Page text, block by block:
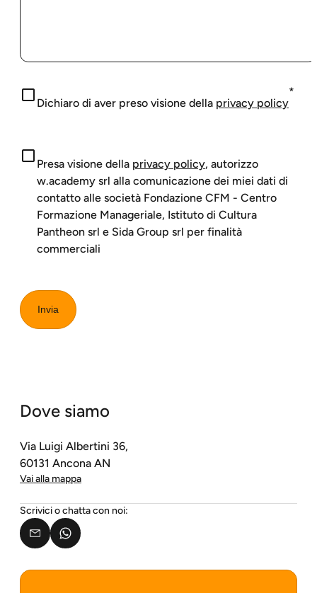
Dichiaro di aver preso visione della privacy policy
Presa visione della privacy policy, autorizzo
w.academy srl alla comunicazione dei miei dati di
contatto alle società Fondazione CFM - Centro
Formazione Manageriale, Istituto di Cultura
Pantheon srl e Sida Group srl per finalità
commerciali
Invia
Dove siamo
Via Luigi Albertini 36,
60131 Ancona AN
Vai alla mappa
Scrivici o chatta con noi: